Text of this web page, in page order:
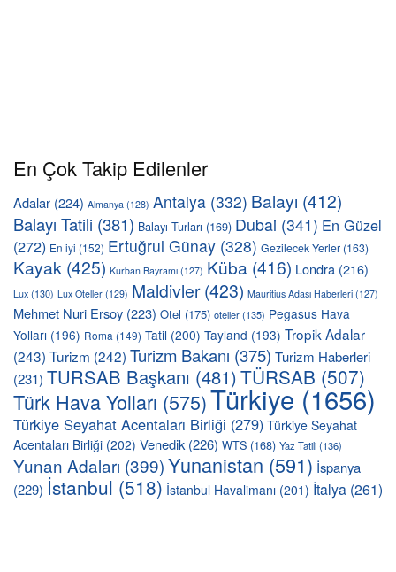
En Çok Takip Edilenler
Adalar (224) Almanya (128) Antalya (332) Balayı (412)
Balayı Tatili (381) Balayı Turları (169) Dubai (341) En Güzel
(272) En iyi (152) Ertuğrul Günay (328) Gezilecek Yerler (163)
Kayak (425) Kurban Bayramı (127) Küba (416) Londra (216)
Lux (130) Lux Oteller (129) Maldivler(423) Mauritius Adası Haberleri (127)
Mehmet Nuri Ersoy (223) Otel (175) oteller(135) Pegasus Hava
Yolları (196) Roma (149) Tatil (200) Tayland (193) Tropik Adalar
(243) Turizm (242) Turizm Bakanı (375) Turizm Haberleri
(231) TURSAB Başkanı (481)TÜRSAB (507)
Türk Hava Yolları (575)Türkiye (1656)
Türkiye Seyahat Acentaları Birliği (279) Türkiye Seyahat
Acentaları Birliği (202) Venedik (226) WTS (168) Yaz Tatili(136)
Yunan Adaları (399)Yunanistan (591) İspanya
(229) İstanbul (518) İstanbul Havalimanı (201) İtalya (261)